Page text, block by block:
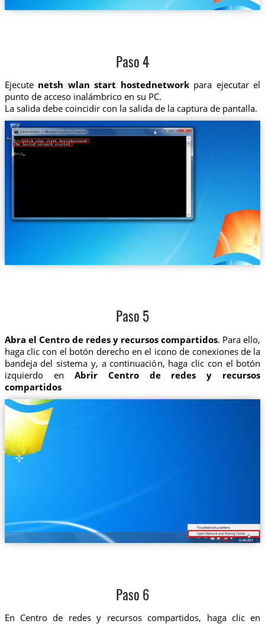
Paso 4
Ejecute netsh wlan start hostednetworkpara ejecutar el
punto de acceso inalámbrico en su PC.
La salida debe coincidir con la salida de la captura de pantalla.
Paso 5
Abra el Centro de redes y recursos compartidos. Para ello,
haga clic con el botón derecho en el icono de conexiones de la
bandeja del sistema y, a continuación, haga clic con el botón
izquierdo en Abrir Centro de redes y recursos
compartidos
Paso 6
En Centro de redes y recursos compartidos, haga clic en